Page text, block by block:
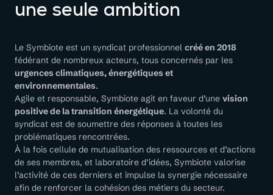
une seule ambition
Le Symbiote est un syndicat professionnel créé en 2018
fédérant de nombreux acteurs, tous concernés par les
urgences climatiques, énergétiques et
environnementales.
Agile et responsable, Symbiote agit en faveur d’une vision
positive de la transition énergétique. La volonté du
syndicat est de soumettre des réponses à toutes les
problématiques rencontrées.
À la fois cellule de mutualisation des ressources et d’actions
de ses membres, et laboratoire d’idées, Symbiote valorise
l’activité de ces derniers et impulse la synergie nécessaire
afin de renforcer la cohésion des métiers du secteur.